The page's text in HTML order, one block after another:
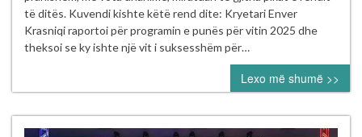
FBOXK-
së
unanimisht
programet
dhe
pranon
klube
të ditës. Kuvendi kishte këtë rend dite: Kryetari Enver
Krasniqi raportoi për programin e punës për vitin 2025 dhe
theksoi se ky ishte një vit i suksesshëm për…
Lexo më shumë >>